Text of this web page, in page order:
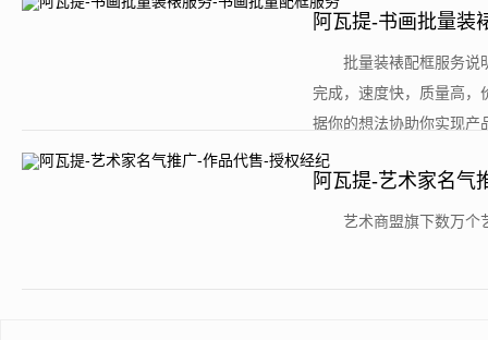
阿瓦提-书画批量装
批量装裱配框服务说
完成，速度快，质量高，
据你的想法协助你实现产
阿瓦提-艺术家名气
艺术商盟旗下数万个